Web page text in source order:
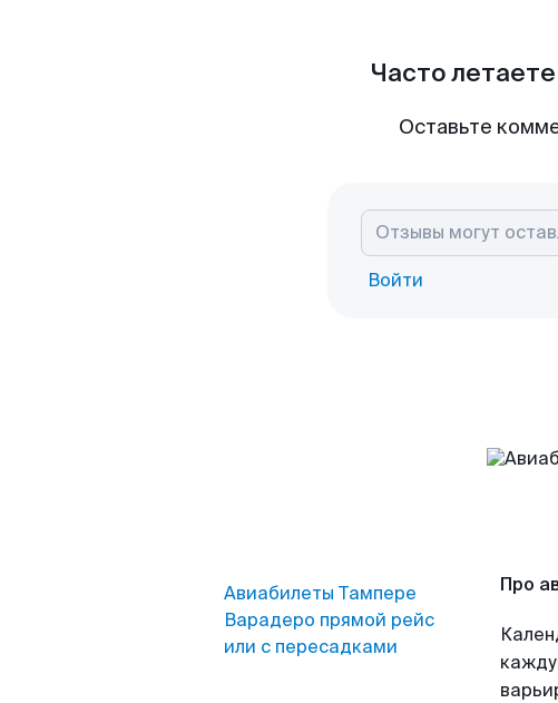
Часто
Оставьте
Войти
Авиабилеты Тампере
Варадеро прямой рейс
или с пересадками
Про